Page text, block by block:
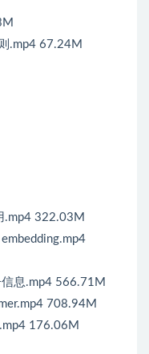
.mp4 67.24M
.mp4 322.03M
息.mp4 566.71M
708.94M
176.06M